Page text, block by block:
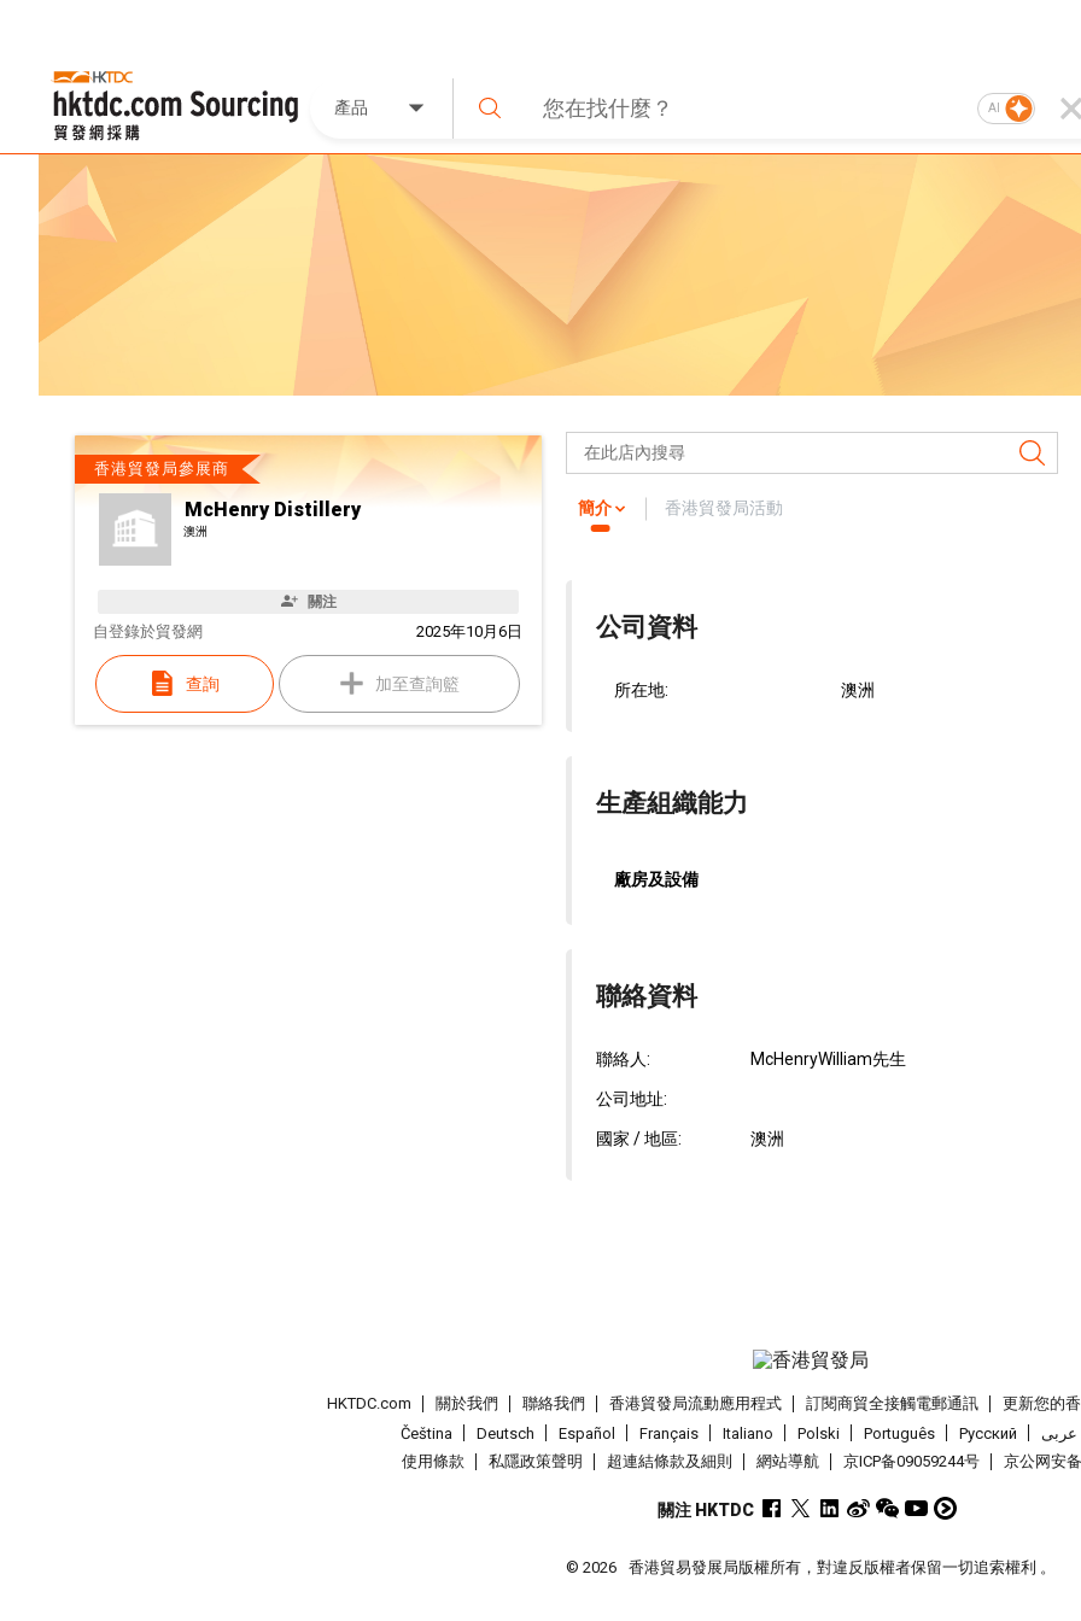
產品 AI
香港貿發局參展商
McHenry Distillery
澳洲
關注
自 2025年10月6日
登錄於貿發網
查詢 加至查詢籃
簡介 香港貿發局活動
公司資料
所在地: 澳洲
生產組織能力
廠房及設備
聯絡資料
聯絡人: McHenryWilliam先生
公司地址:
國家 / 地區: 澳洲
HKTDC.com 關於我們 聯絡我們 香港貿發局流動應用程式 訂閱商貿全接觸電郵通訊
更新您的
Čeština
Deutsch Español Français Italiano Polski Português Pусский
عربى
使用條款
私隱政策聲明 超連結條款及細則 網站導航 京ICP备09059244号 京公网安
關注 HKTDC
© 2026 香港貿易發展局版權所有，對違反版權者保留一切追索權利 。